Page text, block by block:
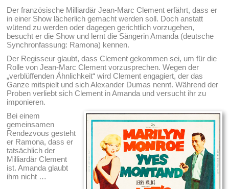
Der französische Milliardär Jean-Marc Clement erfährt, dass er
in einer Show lächerlich gemacht werden soll. Doch anstatt
wütend zu werden oder dagegen gerichtlich vorzugehen,
besucht er die Show und lernt die Sängerin Amanda (deutsche
Synchronfassung: Ramona) kennen.
Der Regisseur glaubt, dass Clement gekommen sei, um für die
Rolle von Jean-Marc Clement vorzusprechen. Wegen der
„verblüffenden Ähnlichkeit“ wird Clement engagiert, der das
Ganze mitspielt und sich Alexander Dumas nennt. Während der
Proben verliebt sich Clement in Amanda und versucht ihr zu
imponieren.
Bei einem
gemeinsamen
Rendezvous gesteht
er Ramona, dass er
tatsächlich der
Milliardär Clement
ist. Amanda glaubt
ihm nicht …